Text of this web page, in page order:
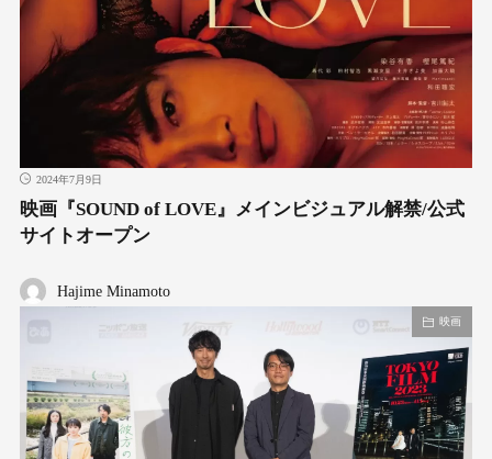
2024年7月9日
映画『SOUND of LOVE』メインビジュアル解禁/公式
サイトオープン
Hajime Minamoto
映画